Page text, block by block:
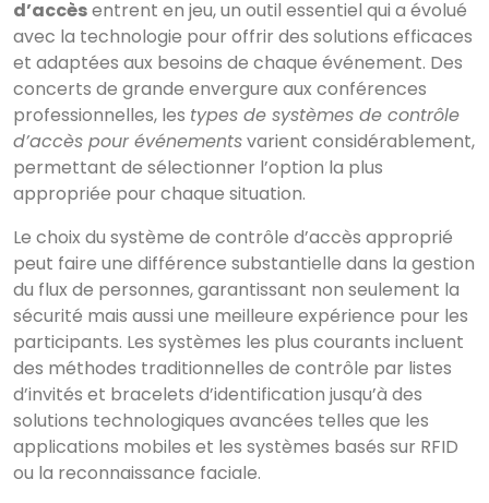
d’accèsentrent en jeu, un outil essentiel qui a évolué
avec la technologie pour offrir des solutions efficaces
et adaptées aux besoins de chaque événement. Des
concerts de grande envergure aux conférences
professionnelles, les types de systèmes de contrôle
d’accès pour événementsvarient considérablement,
permettant de sélectionner l’option la plus
appropriée pour chaque situation.
Le choix du système de contrôle d’accès approprié
peut faire une différence substantielle dans la gestion
du flux de personnes, garantissant non seulement la
sécurité mais aussi une meilleure expérience pour les
participants. Les systèmes les plus courants incluent
des méthodes traditionnelles de contrôle par listes
d’invités et bracelets d’identification jusqu’à des
solutions technologiques avancées telles que les
applications mobiles et les systèmes basés sur RFID
ou la reconnaissance faciale.